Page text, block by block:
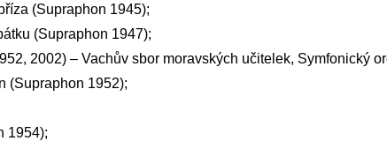
(Supraphon 1945);
(Supraphon 1947);
2002) – Vachův sbor moravských učitelek, Symfonický
(Supraphon 1952);
1954);